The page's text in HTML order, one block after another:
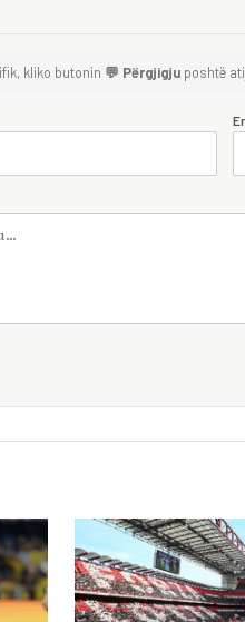
kliko butonin 💬 Përgjigju poshtë